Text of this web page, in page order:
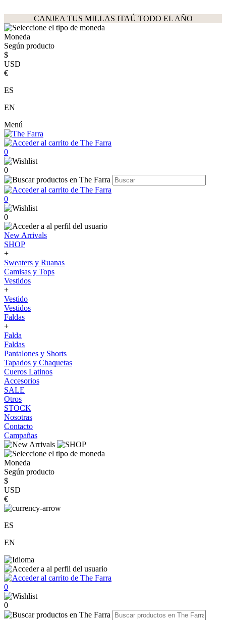
CANJEA TUS MILLAS ITAÚ TODO EL AÑO
Moneda
Según producto
$
USD
€
ES
EN
Menú
0
0
0
0
New Arrivals
SHOP
+
Sweaters y Ruanas
Camisas y Tops
Vestidos
+
Vestido
Vestidos
Faldas
+
Falda
Faldas
Pantalones y Shorts
Tapados y Chaquetas
Cueros Latinos
Accesorios
SALE
Otros
STOCK
Nosotras
Contacto
Campañas
Moneda
Según producto
$
USD
€
ES
EN
0
0